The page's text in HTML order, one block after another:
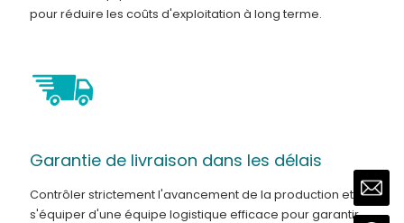
pour réduire les coûts d'exploitation à long terme.
Garantie de livraison dans les délais
Contrôler strictement l'avancement de la production et
s'équiper d'une équipe logistique efficace pour garantir